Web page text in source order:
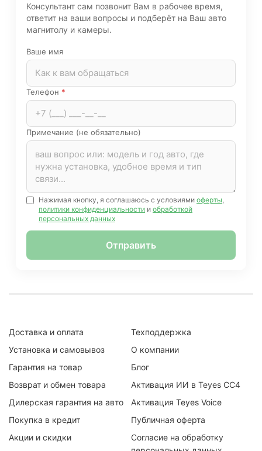
Консультант сам позвонит Вам в рабочее время,
ответит на ваши вопросы и подберёт на Ваш авто
магнитолу и камеры.
Ваше имя
Телефон *
Примечание (не обязательно)
Нажимая кнопку, я соглашаюсь с условиями оферты
политики конфиденциальности и обработкой
персональных данных
Отправить
Доставка и оплата
Установка и самовывоз
Гарантия на товар
Возврат и обмен товара
Дилерская гарантия на авто
Покупка в кредит
Акции и скидки
Техподдержка
О компании
Блог
Активация ИИ в Teyes CC4
Активация Teyes Voice
Публичная оферта
Согласие на обработку